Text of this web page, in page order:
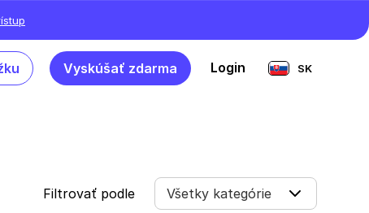
Vyskúšať zdarma Login SK
Filtrovať podle Všetky kategórie